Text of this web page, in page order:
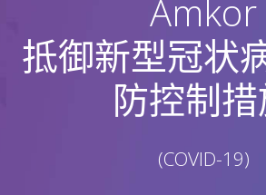
Amkor
抵御新型冠状
防控制
(COVID-19)